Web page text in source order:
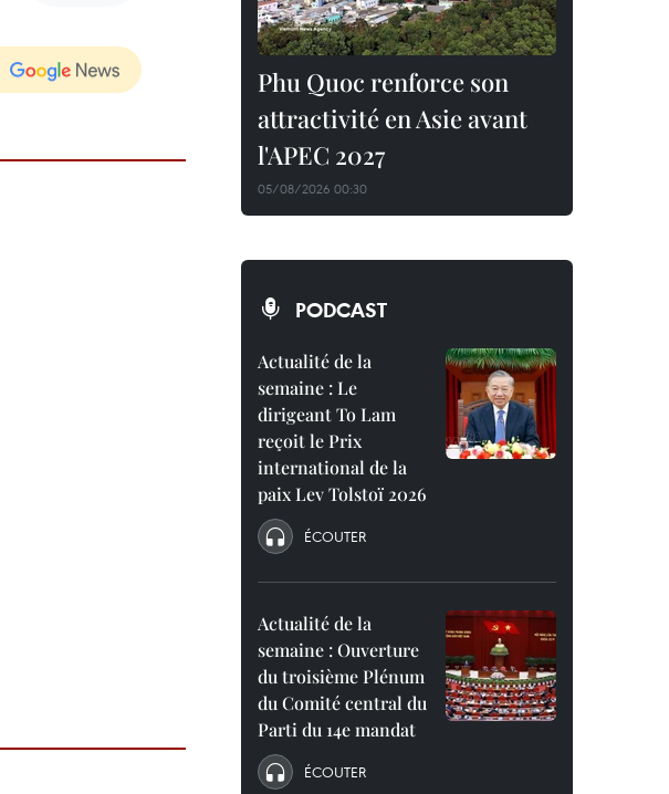
Phu Quoc renforce son
attractivité en Asie avant
l'APEC 2027
05/08/2026 00:30
PODCAST
Actualité de la
semaine : Le
dirigeant To Lam
reçoit le Prix
international de la
paix Lev Tolstoï 2026
ÉCOUTER
Actualité de la
semaine : Ouverture
du troisième Plénum
du Comité central du
Parti du 14e mandat
ÉCOUTER